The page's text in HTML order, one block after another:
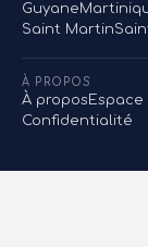
Guyane
Saint Martin
À PROPOS
À propos
Confidentialité